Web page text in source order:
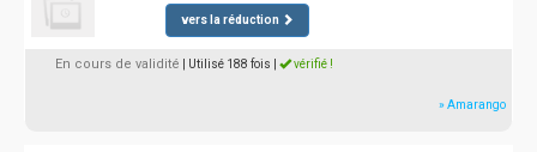
vers la réduction
En cours de validité | Utilisé 188 fois vérifié !
» Amarango